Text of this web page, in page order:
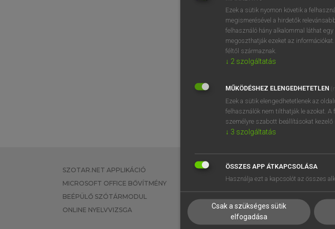
BELÉPÉS
SZOTAR.NET APPLIKÁCIÓ
MICROSOFT OFFICE BŐVÍTMÉNY
BEÉPÜLŐ SZÓTÁRMODUL
ONLINE NYELVVIZSGA
EGYÉNI FELHASZNÁLÓKNAK
TANULÓKNAK
VÁLLALATI MEGOLDÁSOK
SÚGÓ
RÓLUNK
SÜTI
Ezek a sütik nyomon követik a
megismerésével a hirdetők
felhasználó hány alkalommal láthat
megoszthatják ezeket az
féltől származnak.
↓ 2 szolgáltatás
MŰKÖDÉSHEZ ELENGEDHETETLEN
Ezek a sütik elengedhetetlenek az
felhasználók nem tilthatják le azokat.
személyre szabott beállításokat kezelő
↓ 3 szolgáltatás
ÖSSZES APP ÁTKAPCSOLÁSA
Használja ezt a kapcsolót az összes
Csak a szükséges sütik
elfogadása